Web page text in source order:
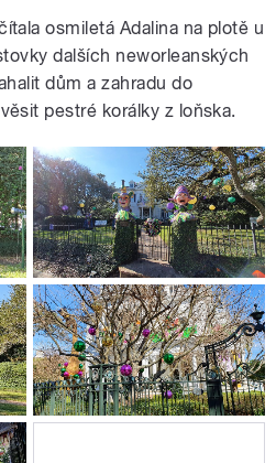
osmiletá Adalina na plotě u
dalších neworleanských
dům a zahradu do
pestré korálky z loňska.